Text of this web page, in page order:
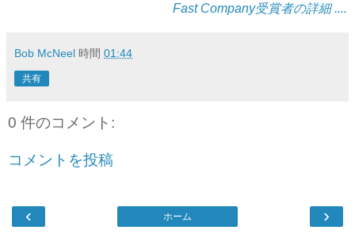
Fast Company受賞者の詳細 ....
Bob McNeel 時間 01:44
共有
0 件のコメント:
コメントを投稿
‹ ›
ホーム